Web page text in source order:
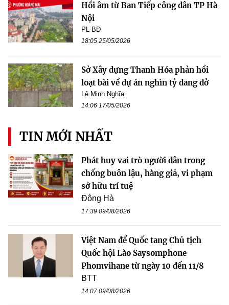
Hồi âm từ Ban Tiếp công dân TP Hà
Nội
PL-BĐ
18:05 25/05/2026
Sở Xây dựng Thanh Hóa phản hồi
loạt bài về dự án nghìn tỷ dang dở
Lê Minh Nghĩa
14:06 17/05/2026
TIN MỚI NHẤT
Phát huy vai trò người dân trong
chống buôn lậu, hàng giả, vi phạm
sở hữu trí tuệ
Đông Hà
17:39 09/08/2026
Việt Nam để Quốc tang Chủ tịch
Quốc hội Lào Saysomphone
Phomvihane từ ngày 10 đến 11/8
BTT
14:07 09/08/2026